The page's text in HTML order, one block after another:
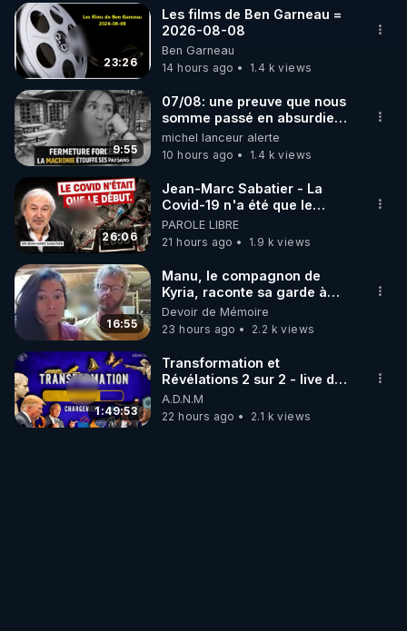
▶ 30 jours gratuit sur l’application de méditation et
de bien-être ENVOL :
Rendez-vous sur https://www.envol.app/code
le code : REGENERE
23:26
Les films de Ben Garneau =
2026-08-08
Ben Garneau
14 hours ago
1.4 k views
9:55
07/08: une preuve que nous
somme passé en absurdie
une dictature qui veut faire
taire ses opposant !
michel lanceur alerte
10 hours ago
1.4 k views
26:06
Jean-Marc Sabatier - La
Covid-19 n'a été que le
début - L'ARNm & l'ARNm-aa
jusqu où auront-t-il ?
PAROLE LIBRE
21 hours ago
1.9 k views
16:55
Manu, le compagnon de
Kyria, raconte sa garde à
vue musclée. PARTAGEZ!
Devoir de Mémoire
23 hours ago
2.2 k views
1:49:53
Transformation et
Révélations 2 sur 2 - live du
07/08/26
A.D.N.M
22 hours ago
2.1 k views